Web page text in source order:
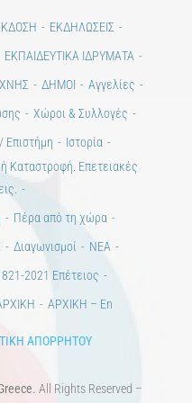
ΕΚΔΗΛΩΣΕΙΣ
ΕΚΠΑΙΔΕΥΤΙΚΑ ΙΔΡΥΜΑΤΑ
ΔΗΜΟΙ
Αγγελίες
Χώροι & Συλλογές
Επιστήμη
Ιστορία
Καταστροφή. Επετειακές
Πέρα από τη χώρα
Διαγωνισμοί
ΝΕΑ
2021 Επέτειος
ΑΡΧΙΚΗ – En
ΑΠΟΡΡΗΤΟΥ
All Rights Reserved –